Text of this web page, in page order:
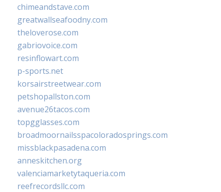
chimeandstave.com
greatwallseafoodny.com
theloverose.com
gabriovoice.com
resinflowart.com
p-sports.net
korsairstreetwear.com
petshopallston.com
avenue26tacos.com
topgglasses.com
broadmoornailsspacoloradosprings.com
missblackpasadena.com
anneskitchen.org
valenciamarketytaqueria.com
reefrecordsllc.com